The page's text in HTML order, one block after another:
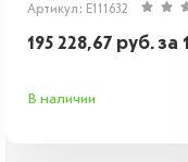
Артикул: E111632
195 228,67 руб.за 1
В наличии